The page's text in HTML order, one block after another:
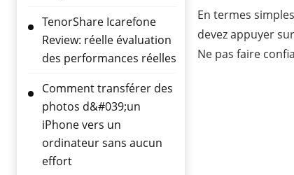
TenorShare Icarefone
Review: réelle évaluation
des performances réelles
Comment transférer des
photos d&#039;un
iPhone vers un
ordinateur sans aucun
effort
En termes
devez appuyer
Ne pas faire